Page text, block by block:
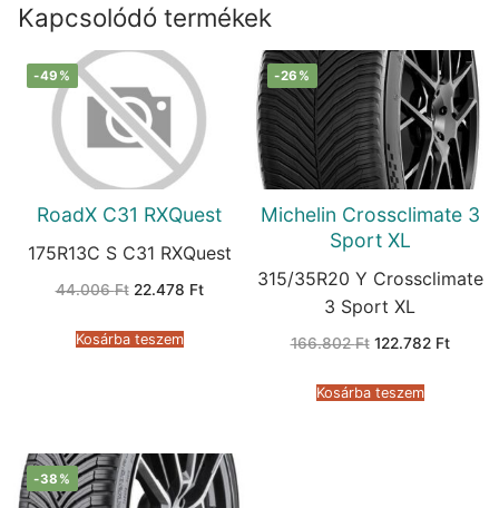
Kapcsolódó termékek
-49%
RoadX C31 RXQuest
175R13C S C31 RXQuest
44.006Ft Original
44.006 Ft.
22.478 FtCurrent
Kosárba teszem
-26%
Michelin Crossclimate 3
Sport XL
315/35R20 Y Crossclimate
3 Sport XL
166.802Ft Original
166.802 Ft.
122.782 Ft
Kosárba teszem
-38%